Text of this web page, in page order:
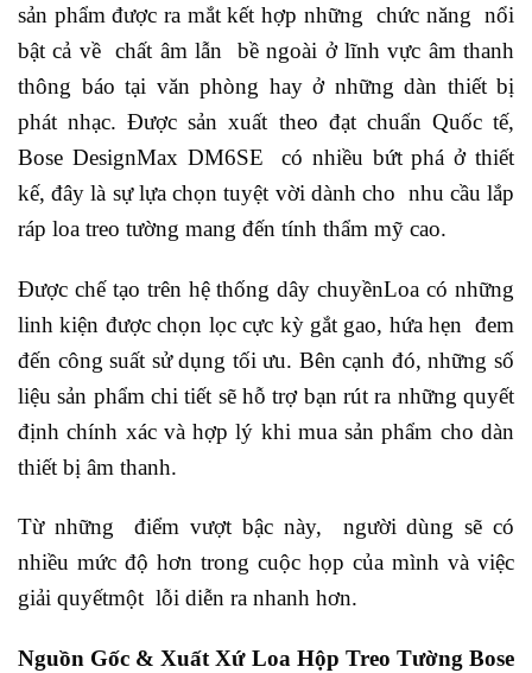
sản phẩm được ra mắt kết hợp những chức năng nổi
bật cả về chất âm lẫn bề ngoài ở lĩnh vực âm thanh
thông báo tại văn phòng hay ở những dàn thiết bị
phát nhạc. Được sản xuất theo đạt chuẩn Quốc tế,
Bose DesignMax DM6SE có nhiều bứt phá ở thiết
kế, đây là sự lựa chọn tuyệt vời dành cho nhu cầu lắp
ráp loa treo tường mang đến tính thẩm mỹ cao.
Được chế tạo trên hệ thống dây chuyềnLoa có những
linh kiện được chọn lọc cực kỳ gắt gao, hứa hẹn đem
đến công suất sử dụng tối ưu. Bên cạnh đó, những số
liệu sản phẩm chi tiết sẽ hỗ trợ bạn rút ra những quyết
định chính xác và hợp lý khi mua sản phẩm cho dàn
thiết bị âm thanh.
Từ những điểm vượt bậc này, người dùng sẽ có
nhiều mức độ hơn trong cuộc họp của mình và việc
giải quyếtmột lỗi diễn ra nhanh hơn.
Nguồn Gốc & Xuất Xứ Loa Hộp Treo Tường Bose